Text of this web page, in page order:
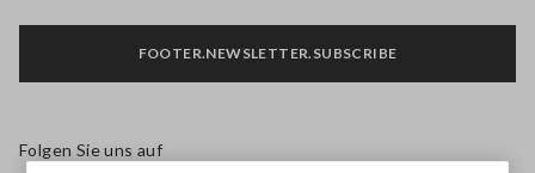
FOOTER.NEWSLETTER.SUBSCRIBE
Folgen Sie uns auf